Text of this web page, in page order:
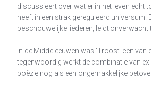
discussieert over wat er in het leven echt
heeft in een strak gereguleerd
beschouwelijke liederen, leidt
In de Middeleeuwen was ‘Troost’ een
tegenwoordig werkt de combinatie van
poëzie nog als een ongemakkelijke